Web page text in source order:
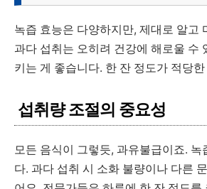
녹즙 효능은 다양하지만, 제대로 알고
과다 섭취는 오히려 건강에 해로울 수
키는 게 좋습니다. 한 잔 정도가 적당
섭취량 조절의 중요성
모든 음식이 그렇듯, 과유불급이죠. 녹
다. 과다 섭취 시 소화 불량이나 다른